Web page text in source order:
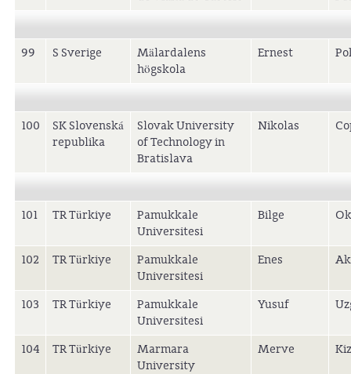
99 S Sverige
Mälardalens
högskola
Ernest
100
SK Slovenská
republika
Slovak University
of Technology in
Bratislava
Nikolas
101 TR Türkiye
Pamukkale
Universitesi
Bilge
102 TR Türkiye
Pamukkale
Universitesi
Enes
103 TR Türkiye
Pamukkale
Universitesi
Yusuf
104 TR Türkiye
Marmara
University
Merve